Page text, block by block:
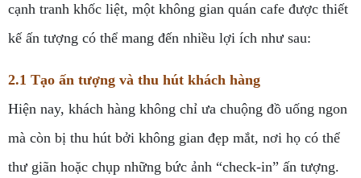
cạnh tranh khốc liệt, một không gian quán cafe được thiết
kế ấn tượng có thể mang đến nhiều lợi ích như sau:
2.1 Tạo ấn tượng và thu hút khách hàng
Hiện nay, khách hàng không chỉ ưa chuộng đồ uống ngon
mà còn bị thu hút bởi không gian đẹp mắt, nơi họ có thể
thư giãn hoặc chụp những bức ảnh “check-in” ấn tượng.